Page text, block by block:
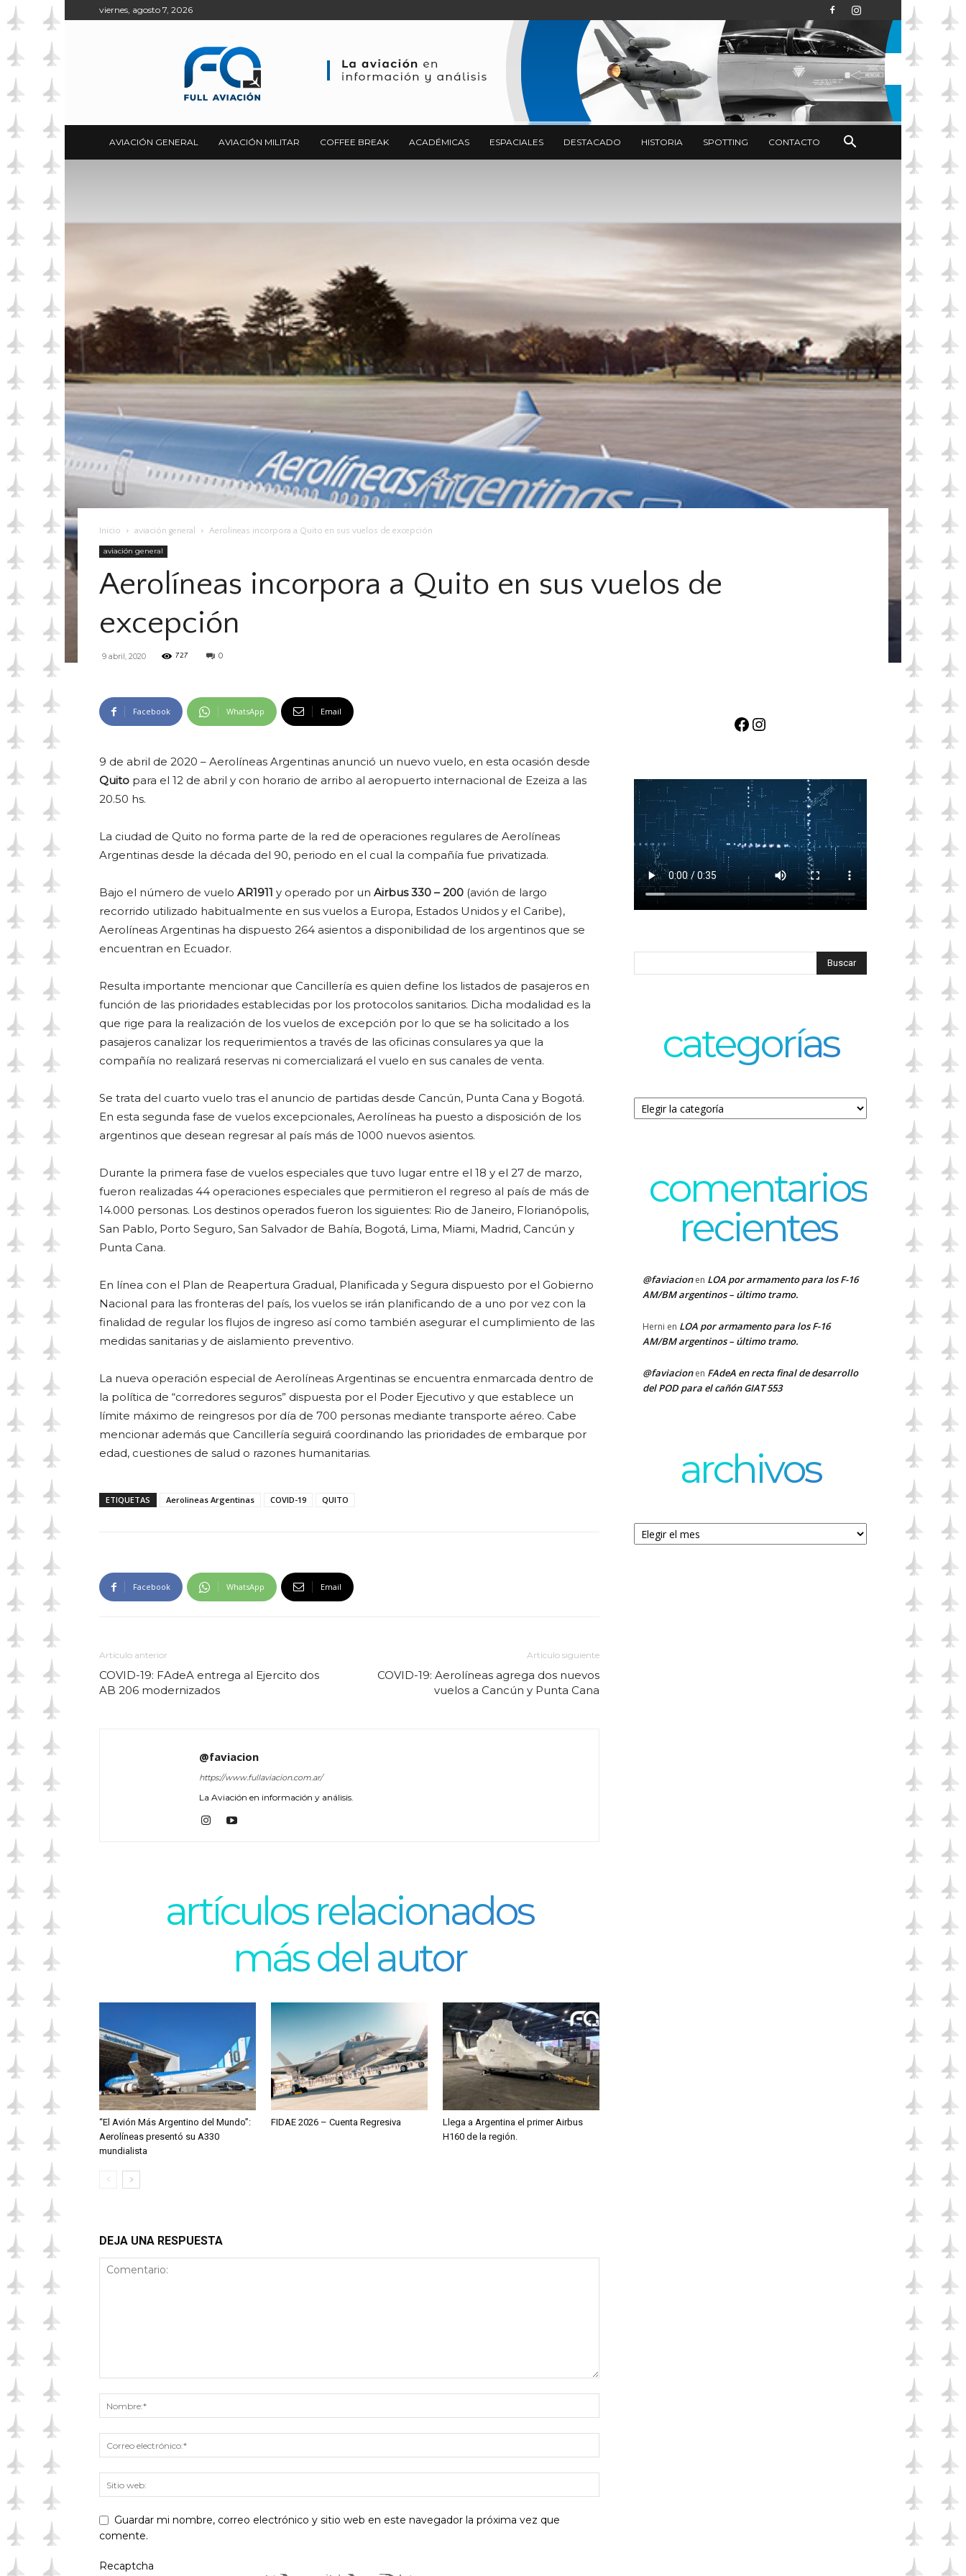
viernes, agosto 7, 2026
AVIACIÓN GENERAL AVIACIÓN MILITAR COFFEE BREAK ACADÉMICAS ESPACIALES DESTACADO HISTORIA SPOTTING CONTACTO
Inicio aviación general Aerolíneas incorpora a Quito en sus vuelos de excepción
aviación general
Aerolíneas incorpora a Quito en sus vuelos de
excepción
9 abril, 2020 727 0
Facebook WhatsApp Email
9 de abril de 2020 – Aerolíneas Argentinas anunció un nuevo vuelo, en esta ocasión desde
Quito para el 12 de abril y con horario de arribo al aeropuerto internacional de Ezeiza a las
20.50 hs.
La ciudad de Quito no forma parte de la red de operaciones regulares de Aerolíneas
Argentinas desde la década del 90, periodo en el cual la compañía fue privatizada.
Bajo el número de vuelo AR1911 y operado por un Airbus 330 – 200 (avión de largo
recorrido utilizado habitualmente en sus vuelos a Europa, Estados Unidos y el Caribe),
Aerolíneas Argentinas ha dispuesto 264 asientos a disponibilidad de los argentinos que se
encuentran en Ecuador.
Resulta importante mencionar que Cancillería es quien define los listados de pasajeros en
función de las prioridades establecidas por los protocolos sanitarios. Dicha modalidad es la
que rige para la realización de los vuelos de excepción por lo que se ha solicitado a los
pasajeros canalizar los requerimientos a través de las oficinas consulares ya que la
compañía no realizará reservas ni comercializará el vuelo en sus canales de venta.
Se trata del cuarto vuelo tras el anuncio de partidas desde Cancún, Punta Cana y Bogotá.
En esta segunda fase de vuelos excepcionales, Aerolíneas ha puesto a disposición de los
argentinos que desean regresar al país más de 1000 nuevos asientos.
Durante la primera fase de vuelos especiales que tuvo lugar entre el 18 y el 27 de marzo,
fueron realizadas 44 operaciones especiales que permitieron el regreso al país de más de
14.000 personas. Los destinos operados fueron los siguientes: Rio de Janeiro, Florianópolis,
San Pablo, Porto Seguro, San Salvador de Bahía, Bogotá, Lima, Miami, Madrid, Cancún y
Punta Cana.
En línea con el Plan de Reapertura Gradual, Planificada y Segura dispuesto por el Gobierno
Nacional para las fronteras del país, los vuelos se irán planificando de a uno por vez con la
finalidad de regular los flujos de ingreso así como también asegurar el cumplimiento de las
medidas sanitarias y de aislamiento preventivo.
La nueva operación especial de Aerolíneas Argentinas se encuentra enmarcada dentro de
la política de “corredores seguros” dispuesta por el Poder Ejecutivo y que establece un
límite máximo de reingresos por día de 700 personas mediante transporte aéreo. Cabe
mencionar además que Cancillería seguirá coordinando las prioridades de embarque por
edad, cuestiones de salud o razones humanitarias.
ETIQUETAS Aerolineas Argentinas COVID-19 QUITO
Facebook WhatsApp Email
Artículo anterior
COVID-19: FAdeA entrega al Ejercito dos
AB 206 modernizados
Artículo siguiente
COVID-19: Aerolíneas agrega dos nuevos
vuelos a Cancún y Punta Cana
@faviacion
https://www.fullaviacion.com.ar/
La Aviación en información y análisis.
artículos relacionados
más del autor
“El Avión Más Argentino del Mundo”:
Aerolíneas presentó su A330
mundialista
FIDAE 2026 – Cuenta Regresiva
Llega a Argentina el primer Airbus
H160 de la región.
DEJA UNA RESPUESTA
Guardar mi nombre, correo electrónico y sitio web en este navegador la próxima vez que
comente.
Recaptcha
Facebook
Instagram
categorías
Categorías
comentarios
recientes
@faviacionen LOA por armamento para los F-16
AM/BM argentinos – último tramo.
Herni en LOA por armamento para los F-16
AM/BM argentinos – último tramo.
@faviacionen FAdeA en recta final de desarrollo
del POD para el cañón GIAT 553
archivos
Archivos